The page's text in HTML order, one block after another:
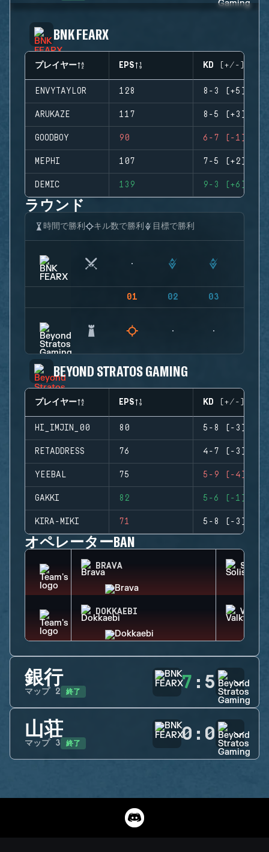
BNK FEARX
プレイヤー EPS KD (+/-)
ENVYTAYLOR 128 8-3 (+5)
ARUKAZE 117 8-5 (+3)
GOODBOY 90 6-7 (-1)
MEPHI 107 7-5 (+2)
DEMIC 139 9-3 (+6)
ラウンド
時間で勝利 キル数で勝利 目標で勝利
01 02 03
BEYOND STRATOS GAMING
プレイヤー EPS KD (+/-)
HI_IMJIN_00 80 5-8 (-3)
RETADDRESS 76 4-7 (-3)
YEEBAL 75 5-9 (-4)
GAKKI 82 5-6 (-1)
KIRA-MIKI 71 5-8 (-3)
オペレーターBAN
BRAVA SOLIS
DOKKAEBI
銀行
マップ 2 終了 7 : 5
山荘
マップ 3 終了 0 : 0